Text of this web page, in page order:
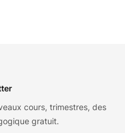
cours, trimestres, des
gratuit.